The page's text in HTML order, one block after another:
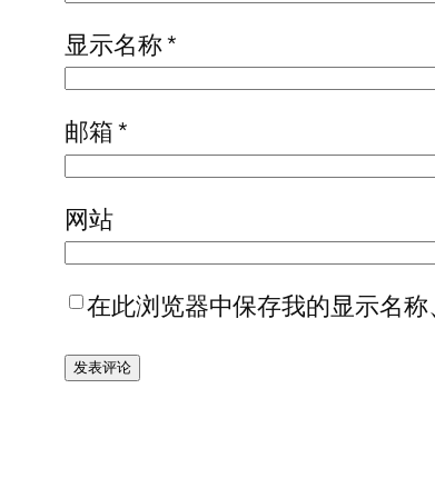
显示名称*
邮箱*
网站
在此浏览器中保存我的显示名